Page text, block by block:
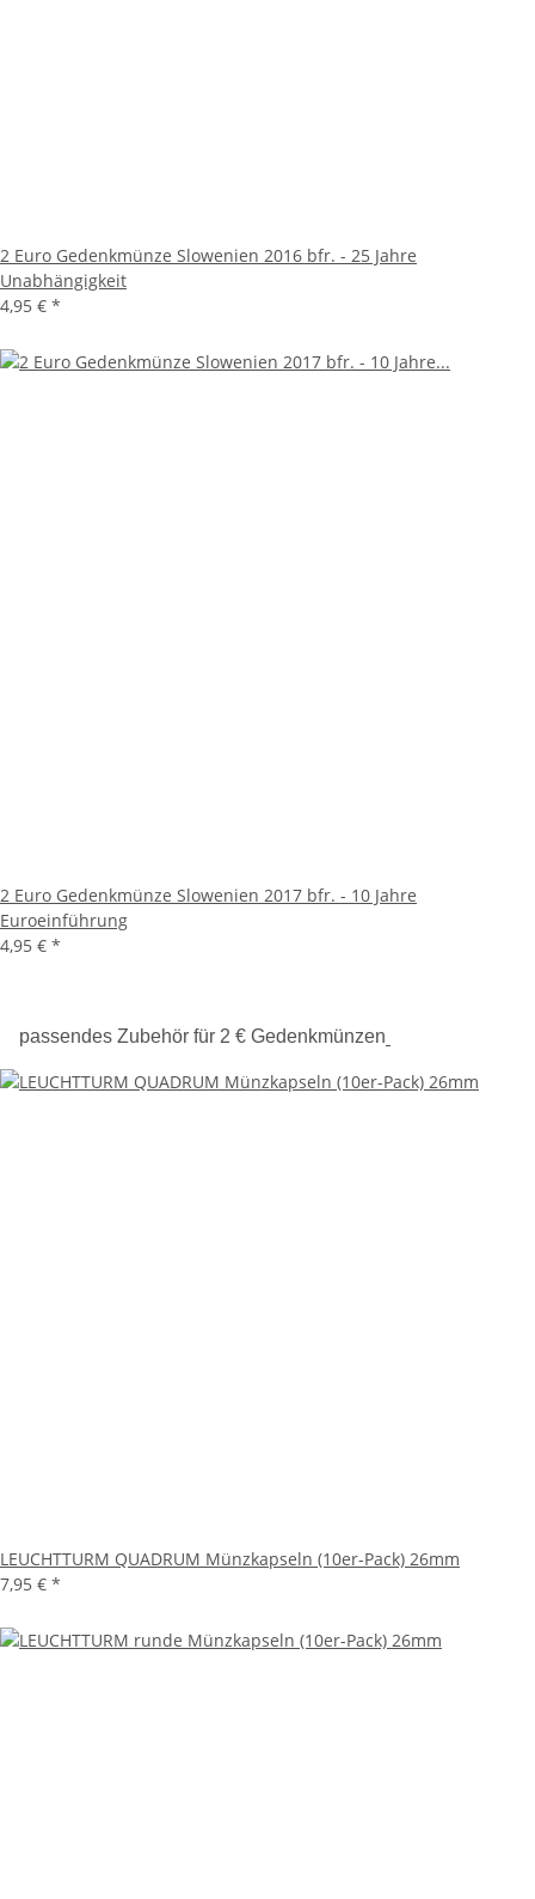
2 Euro Gedenkmünze Slowenien 2016 bfr. - 25 Jahre
Unabhängigkeit
4,95 € *
2 Euro Gedenkmünze Slowenien 2017 bfr. - 10 Jahre
Euroeinführung
4,95 € *
passendes Zubehör für 2 € Gedenkmünzen
LEUCHTTURM QUADRUM Münzkapseln (10er-Pack) 26mm
7,95 € *